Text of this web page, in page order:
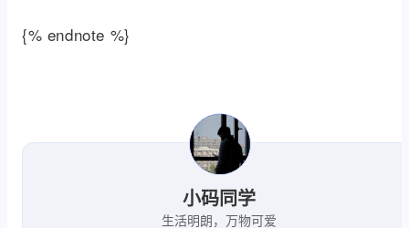
{% endnote %}
小码同学
生活明朗，万物可爱